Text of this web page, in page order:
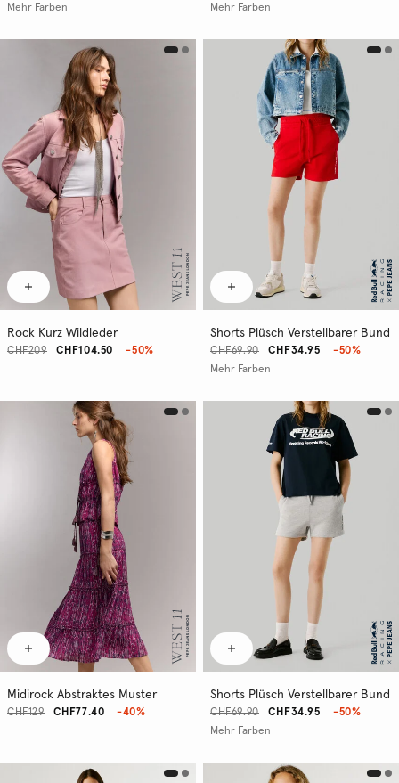
Mehr Farben
Mehr Farben
Rock Kurz Wildleder
CHF104.50
CHF209 -50%
Shorts Plüsch Verstellbarer Bund
CHF34.95
CHF69.90
-50%
Mehr Farben
Midirock Abstraktes Muster
CHF77.40
CHF129 -40%
Shorts Plüsch Verstellbarer Bund
CHF34.95
CHF69.90
-50%
Mehr Farben